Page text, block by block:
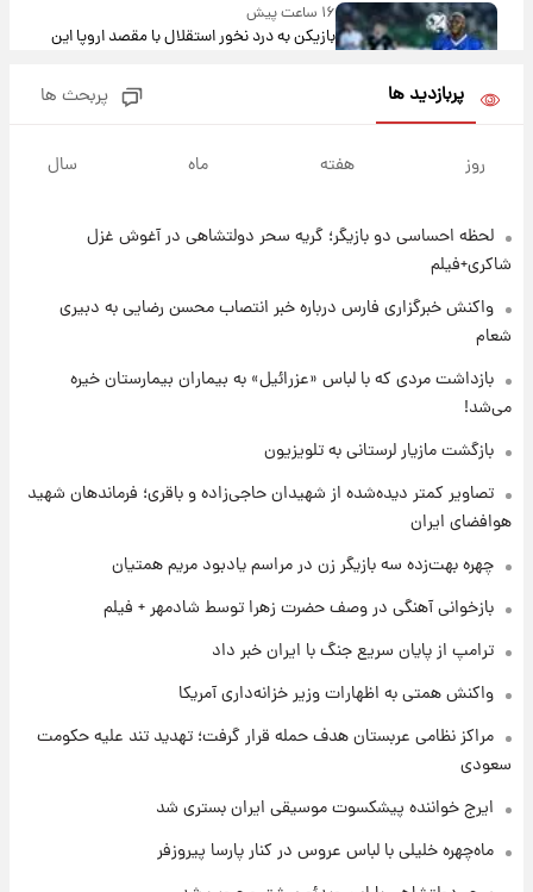
۱۶ ساعت پیش
بازیکن به درد نخور استقلال با مقصد اروپا این
باقری؛ فرماندهان شهید هوافضای ایران
۲۳ ساعت پیش
جدول قیمت ایران‌خودرو امروز جمعه ۱۶ مرداد؛
قیمت‌ها تغییر کرد
۱ روز پیش
قیمت طلا و سکه امروز جمعه ۱۶ مرداد ۱۴۰۵
+جدول
۱ روز پیش
درباره وضعیت او چه گفت؟
یک پیش‌بینی مهم از آینده بازار طلا
پربازدید ها پربحث ها
روز هفته ماه سال
لحظه احساسی دو بازیگر؛ گریه سحر دولتشاهی در آغوش غزل
شاکری+فیلم
واکنش خبرگزاری فارس درباره خبر انتصاب محسن رضایی به دبیری
شعام
بازداشت مردی که با لباس «عزرائیل» به بیماران بیمارستان خیره
می‌شد!
بازگشت مازیار لرستانی به تلویزیون
تصاویر کمتر دیده‌شده از شهیدان حاجی‌زاده و باقری؛ فرماندهان شهید
هوافضای ایران
چهره بهت‌زده سه بازیگر زن در مراسم یادبود مریم همتیان
بازخوانی آهنگی در وصف حضرت زهرا توسط شادمهر + فیلم
ترامپ از پایان سریع جنگ با ایران خبر داد
واکنش همتی به اظهارات وزیر خزانه‌داری آمریکا
مراکز نظامی عربستان هدف حمله قرار گرفت؛ تهدید تند علیه حکومت
سعودی
ایرج خواننده پیشکسوت موسیقی ایران بستری شد
ماه‌چهره خلیلی با لباس عروس در کنار پارسا پیروزفر